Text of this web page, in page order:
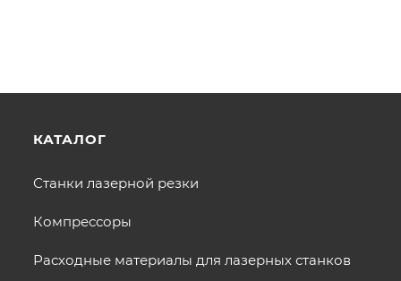
КАТАЛОГ
Станки лазерной резки
Компрессоры
Расходные материалы для лазерных станков